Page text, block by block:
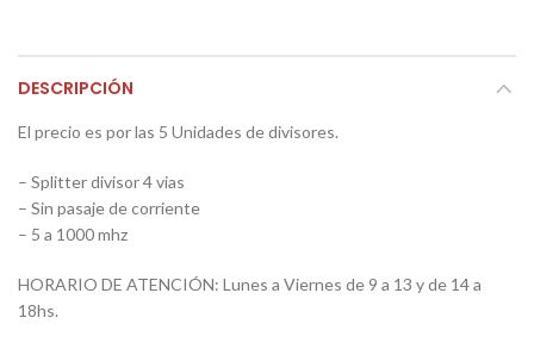
DESCRIPCIÓN
El precio es por las 5 Unidades de divisores.
– Splitter divisor 4 vias
– Sin pasaje de corriente
– 5 a 1000 mhz
HORARIO DE ATENCIÓN: Lunes a Viernes de 9 a 13 y de 14 a
18hs.